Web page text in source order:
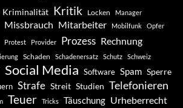
Kriminalität Kritik Locken Manager
Missbrauch Mitarbeiter Mobilfunk Opfer
Protest Provider Prozess Rechnung
Schaden Schadenersatz Schutz Schweiz
Social Media Software Spam Sperre
Strafe Streit Studien Telefonieren
Teuer Tricks Täuschung Urheberrecht